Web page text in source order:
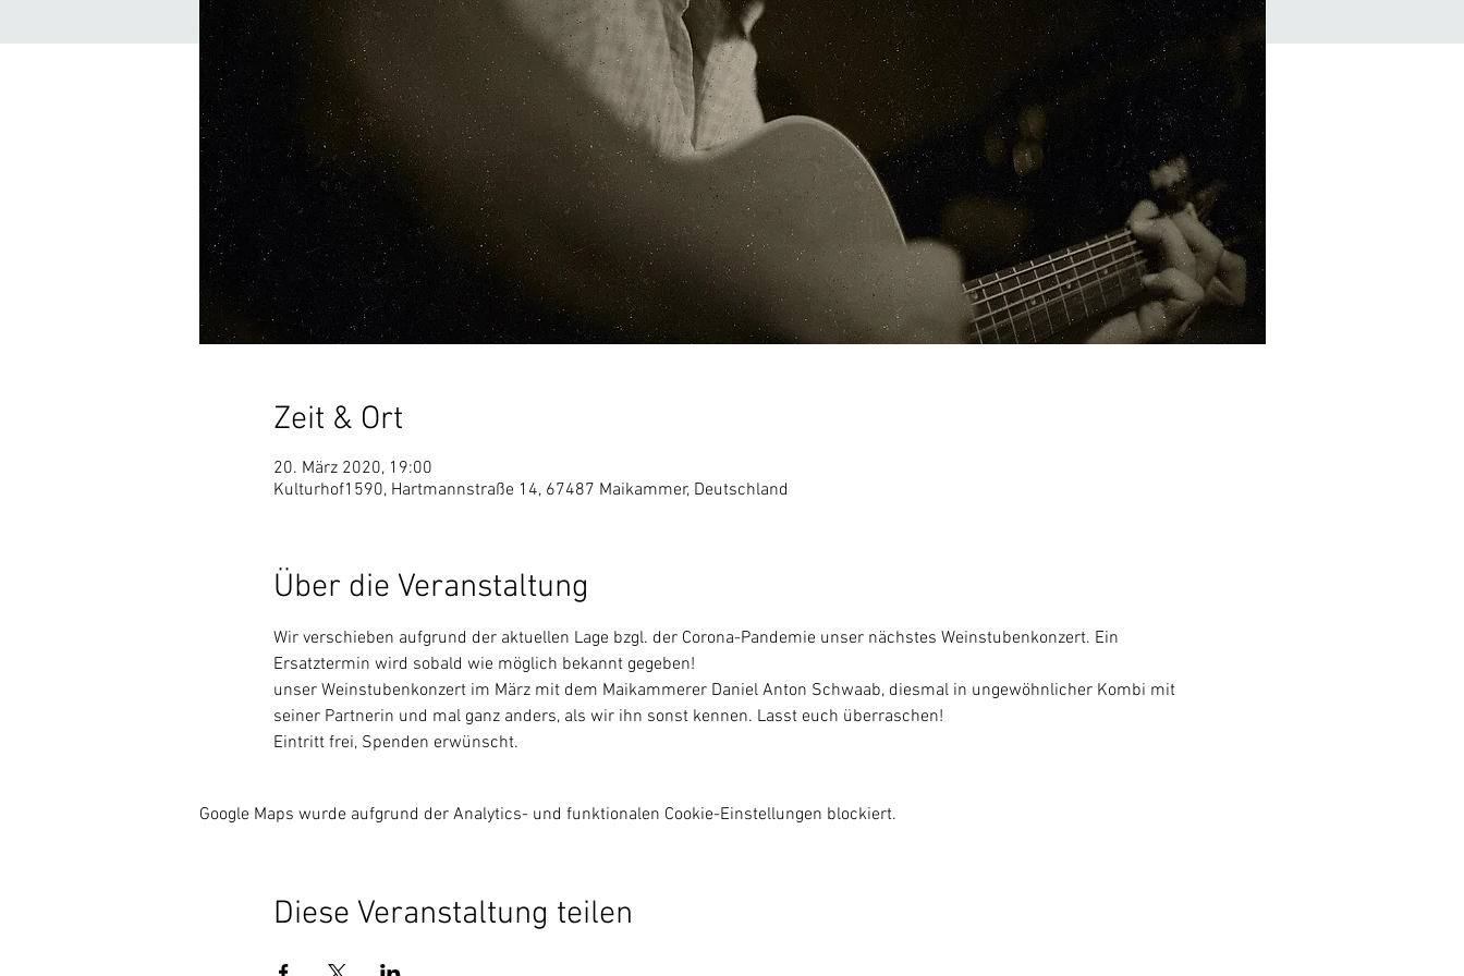
Zeit & Ort
20. März 2020, 19:00
Kulturhof1590, Hartmannstraße 14, 67487 Maikammer, Deutschland
Über die Veranstaltung
Wir verschieben aufgrund der aktuellen Lage bzgl. der Corona-Pandemie unser nächstes Weinstubenkonzert. Ein
Ersatztermin wird sobald wie möglich bekannt gegeben!
unser Weinstubenkonzert im März mit dem Maikammerer Daniel Anton Schwaab, diesmal in ungewöhnlicher Kombi mit
seiner Partnerin und mal ganz anders, als wir ihn sonst kennen. Lasst euch überraschen!
Eintritt frei, Spenden erwünscht.
Google Maps wurde aufgrund der Analytics- und funktionalen Cookie-Einstellungen blockiert.
Diese Veranstaltung teilen